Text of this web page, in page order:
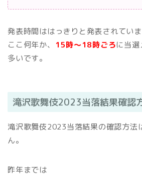
発表時間ははっきりと発表されていま
ここ何年か、
15時〜18時ごろに当
多いです。
滝沢歌舞伎2023当落結果確認
滝沢歌舞伎2023当落結果の確認方法
ん。
昨年までは